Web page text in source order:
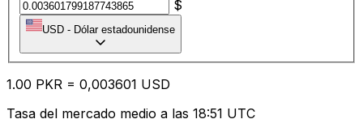
$
USD - Dólar estadounidense
1.00 PKR = 0,003601 USD
Tasa del mercado medio a las 18:51 UTC